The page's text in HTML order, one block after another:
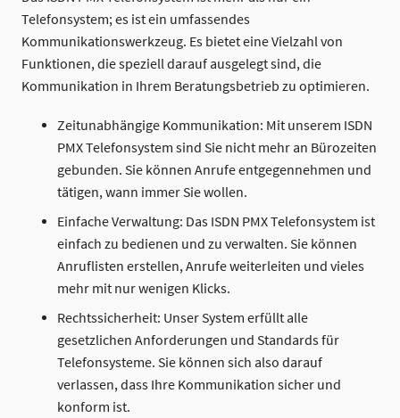
Telefonsystem; es ist ein umfassendes
Kommunikationswerkzeug. Es bietet eine Vielzahl von
Funktionen, die speziell darauf ausgelegt sind, die
Kommunikation in Ihrem Beratungsbetrieb zu optimieren.
Zeitunabhängige Kommunikation: Mit unserem ISDN
PMX Telefonsystem sind Sie nicht mehr an Bürozeiten
gebunden. Sie können Anrufe entgegennehmen und
tätigen, wann immer Sie wollen.
Einfache Verwaltung: Das ISDN PMX Telefonsystem ist
einfach zu bedienen und zu verwalten. Sie können
Anruflisten erstellen, Anrufe weiterleiten und vieles
mehr mit nur wenigen Klicks.
Rechtssicherheit: Unser System erfüllt alle
gesetzlichen Anforderungen und Standards für
Telefonsysteme. Sie können sich also darauf
verlassen, dass Ihre Kommunikation sicher und
konform ist.